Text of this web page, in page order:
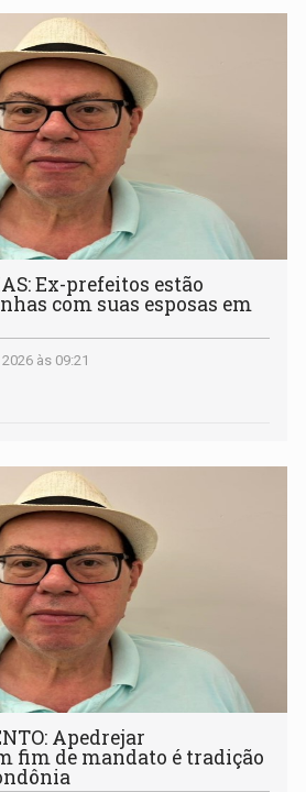
Ex-prefeitos estão
com suas esposas em
às 09:21
Apedrejar
fim de mandato é tradição